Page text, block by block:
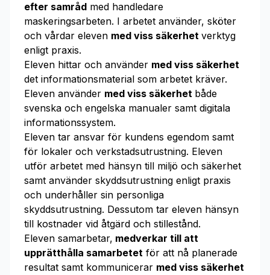
efter samråd med handledare
maskeringsarbeten. I arbetet använder, sköter
och vårdar eleven med viss säkerhet verktyg
enligt praxis.
Eleven hittar och använder med viss säkerhet
det informationsmaterial som arbetet kräver.
Eleven använder med viss säkerhet både
svenska och engelska manualer samt digitala
informationssystem.
Eleven tar ansvar för kundens egendom samt
för lokaler och verkstadsutrustning. Eleven
utför arbetet med hänsyn till miljö och säkerhet
samt använder skyddsutrustning enligt praxis
och underhåller sin personliga
skyddsutrustning. Dessutom tar eleven hänsyn
till kostnader vid åtgärd och stillestånd.
Eleven samarbetar, medverkar till att
upprätthålla samarbetet för att nå planerade
resultat samt kommunicerar med viss säkerhet